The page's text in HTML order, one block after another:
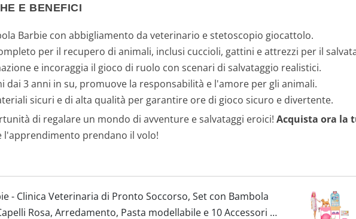
9
.
E BENEFICI
Barbie con abbigliamento da veterinario e stetoscopio giocattolo.
per il recupero di animali, inclusi cuccioli, gattini e attrezzi per il
e incoraggia il gioco di ruolo con scenari di salvataggio realistici.
dai 3 anni in su, promuove la responsabilità e l'amore per gli animali.
sicuri e di alta qualità per garantire ore di gioco sicuro e divertente.
di regalare un mondo di avventure e salvataggi eroici! Acquista ora la
l'apprendimento prendano il volo!
- Clinica Veterinaria di Pronto Soccorso, Set con Bambola
Rosa, Arredamento, Pasta modellabile e 10 Accessori a